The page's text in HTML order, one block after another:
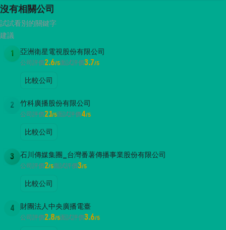
沒有相關公司
試試看別的關鍵字
建議
1 亞洲衛星電視股份有限公司
公司評價2.6/5面試評價3.7/5
比較公司
2 竹科廣播股份有限公司
公司評價2.1/5面試評價4/5
比較公司
3 石川傳媒集團_台灣番薯傳播事業股份有限公司
公司評價2/5面試評價3/5
比較公司
4 財團法人中央廣播電臺
公司評價2.8/5面試評價3.6/5